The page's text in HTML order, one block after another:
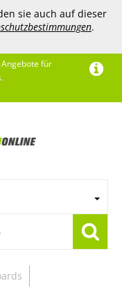
sie auch auf dieser
.
für